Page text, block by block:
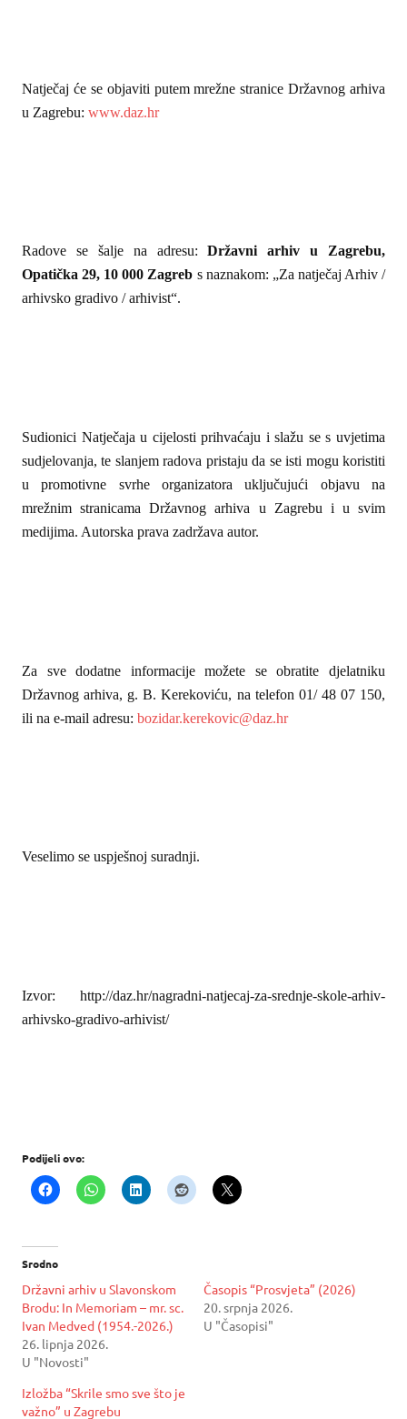
Natječaj će se objaviti putem mrežne stranice Državnog arhiva
u Zagrebu: www.daz.hr
Radove se šalje na adresu:Državni arhiv u Zagrebu,
Opatička 29, 10 000 Zagreb s naznakom: „Za natječaj Arhiv /
arhivsko gradivo / arhivist“.
Sudionici Natječaja u cijelosti prihvaćaju i slažu se s uvjetima
sudjelovanja, te slanjem radova pristaju da se isti mogu koristiti
u promotivne svrhe organizatora uključujući objavu na
mrežnim stranicama Državnog arhiva u Zagrebu i u svim
medijima. Autorska prava zadržava autor.
Za sve dodatne informacije možete se obratite djelatniku
Državnog arhiva, g. B. Kerekoviću, na telefon 01/ 48 07 150,
ili na e-mail adresu: bozidar.kerekovic@daz.hr
Veselimo se uspješnoj suradnji.
Izvor: http://daz.hr/nagradni-natjecaj-za-srednje-skole-arhiv-
arhivsko-gradivo-arhivist/
Podijeli ovo:
Srodno
Državni arhiv u Slavonskom
Brodu: In Memoriam – mr. sc.
Ivan Medved (1954.-2026.)
26. lipnja 2026.
U "Novosti"
Časopis “Prosvjeta” (2026)
20. srpnja 2026.
U "Časopisi"
Izložba “Skrile smo sve što je
važno” u Zagrebu